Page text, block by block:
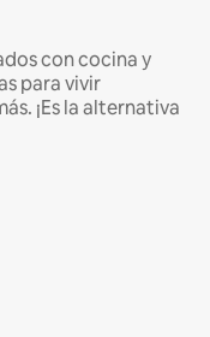
con cocina y
para vivir
¡Es la alternativa